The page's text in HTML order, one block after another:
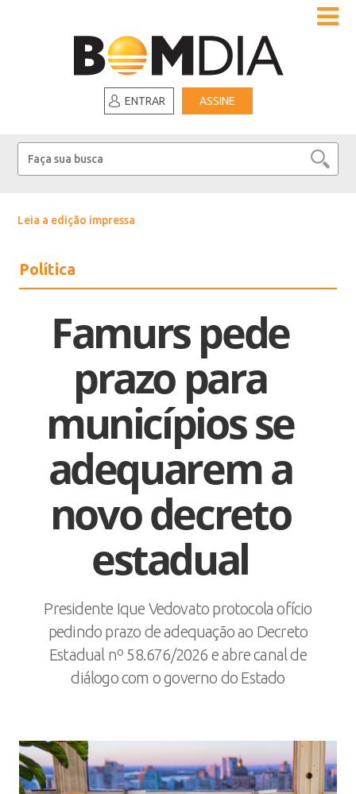
ENTRAR ASSINE
Leia a edição impressa
Política
Famurs pede
prazo para
municípios se
adequarem a
novo decreto
estadual
Presidente Ique Vedovato protocola ofício
pedindo prazo de adequação ao Decreto
Estadual nº 58.676/2026 e abre canal de
diálogo com o governo do Estado